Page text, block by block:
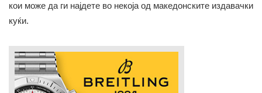
кои може да ги најдете во некоја од македонските издавачки
куќи.